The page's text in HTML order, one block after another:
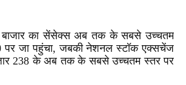
बाजार का सेंसेक्स अब तक के सबसे उच्चतम
पर जा पहुंचा, जबकी नेशनल स्टॉक एक्सचेंज
238 के अब तक के सबसे उच्चतम स्तर पर